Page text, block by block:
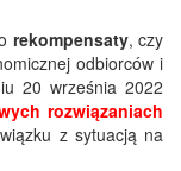
rekompensaty, czy
odbiorców i
20 września 2022
rozwiązaniach
z sytuacją na